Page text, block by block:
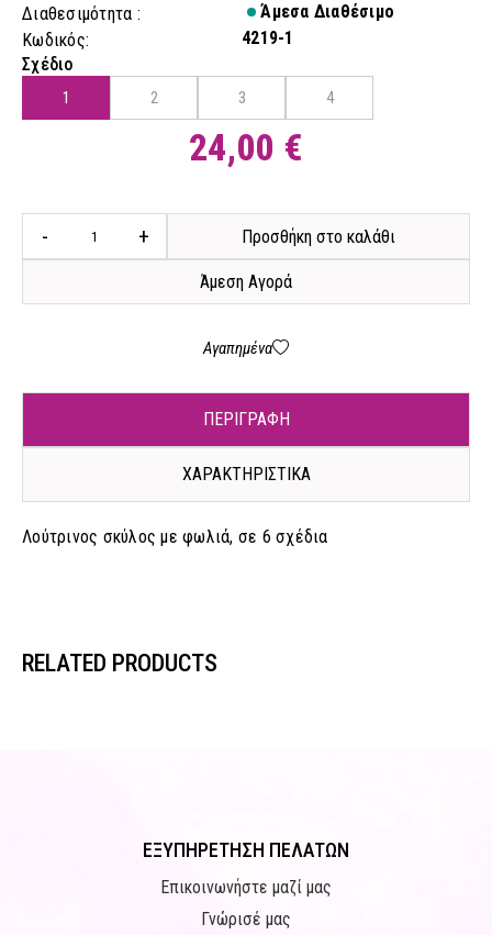
Διαθεσιμότητα :
Άμεσα Διαθέσιμο
Κωδικός:
4219-1
Σχέδιο
1 2 3 4
24,00 €
- + Προσθήκη στο καλάθι
Άμεση Αγορά
Αγαπημένα
ΠΕΡΙΓΡΑΦΗ
ΧΑΡΑΚΤΗΡΙΣΤΙΚΑ
Λούτρινος σκύλος με φωλιά, σε 6 σχέδια
RELATED PRODUCTS
ΕΞΥΠΗΡΕΤΗΣΗ ΠΕΛΑΤΩΝ
Επικοινωνήστε μαζί μας
Γνώρισέ μας